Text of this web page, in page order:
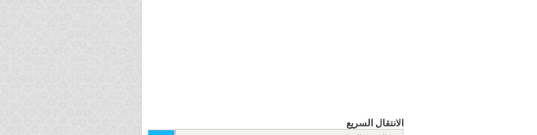
الانتقال السريع